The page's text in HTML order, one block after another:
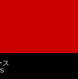
ス